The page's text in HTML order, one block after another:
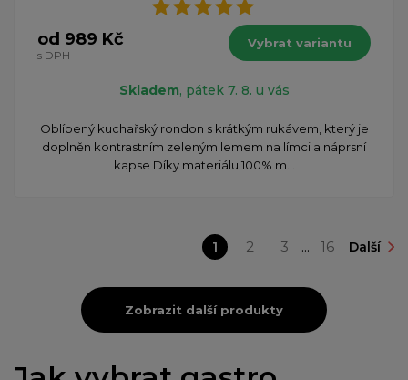
od 989 Kč
s DPH
Vybrat variantu
Skladem, pátek 7. 8. u vás
​Oblíbený kuchařský rondon s krátkým rukávem, který je
doplněn kontrastním zeleným lemem na límci a náprsní
kapse Díky materiálu 100% m...
1 2 3 ... 16 Další
Zobrazit další produkty